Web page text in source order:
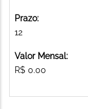
Prazo:
12
Valor Mensal:
R$ 0.00